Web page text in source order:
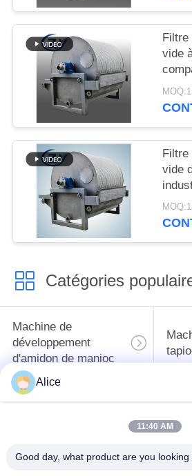
vide
Filtre
vide
de
Catégories
Machine de
développement
d'amidon de manioc
Alice
11:40 AM
Good day, what product are you looking